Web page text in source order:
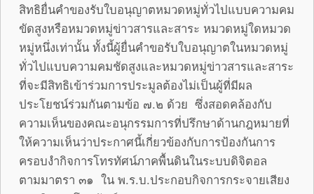
สิทธิยื่นคำของรับใบอนุญาตหมวดหมู่ทั่วไปแบบความคม
ขัดสูงหรือหมวดหมู่ข่าวสารและสาระ หมวดหมู่ใดหมวด
หมู่หนึ่งเท่านั้น ทั้งนี้ผู้ยื่นคำขอรับใบอนุญาตในหมวดหมู่
ทั่วไปแบบความคมชัดสูงและหมวดหมู่ข่าวสารและสาระ
ที่จะมีสิทธิเข้าร่วมการประมูลต้องไม่เป็นผู้ที่มีผล
ประโยชน์ร่วมกันตามข้อ ๗.๒ ด้วย ซึ่งสอดคล้องกับ
ความเห็นของคณะอนุกรรมการที่ปรึกษาด้านกฎหมายที่
ให้ความเห็นว่าประกาศนี้เกี่ยวข้องกับการป้องกันการ
ครอบงำกิจการโทรทัศน์ภาคพื้นดินในระบบดิจิตอล
ตามมาตรา ๓๑ ใน พ.ร.บ.ประกอบกิจการกระจายเสียง